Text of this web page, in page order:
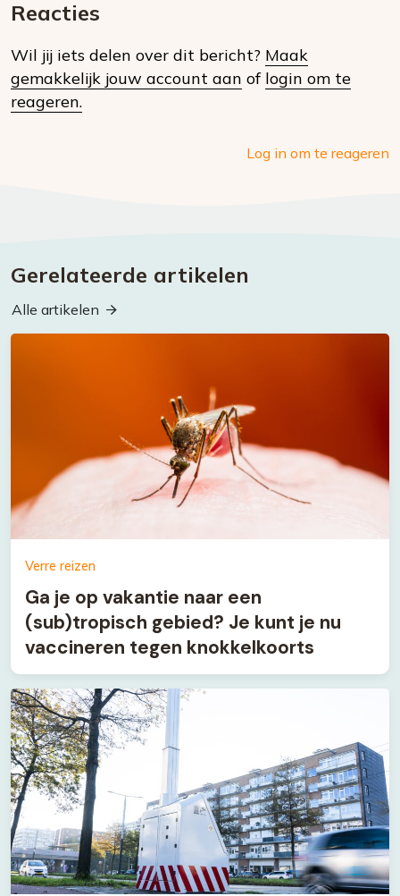
social
Reacties
Wil jij iets delen over dit bericht? Maak
gemakkelijk jouw account aan of login om te
reageren.
Log in om te reageren
Gerelateerde artikelen
Alle artikelen
Verre reizen
Ga je op vakantie naar een
(sub)tropisch gebied? Je kunt je nu
vaccineren tegen knokkelkoorts